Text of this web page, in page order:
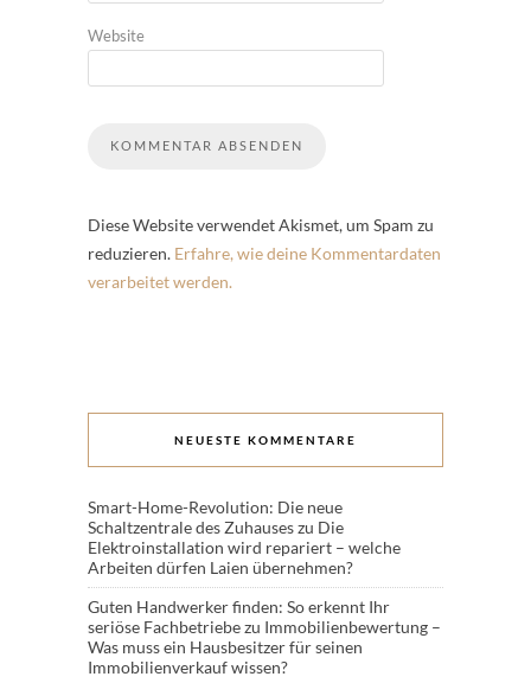
Website
Diese Website verwendet Akismet, um Spam zu
reduzieren. Erfahre, wie deine Kommentardaten
verarbeitet werden.
NEUESTE KOMMENTARE
Smart-Home-Revolution: Die neue
Schaltzentrale des Zuhauseszu Die
Elektroinstallation wird repariert – welche
Arbeiten dürfen Laien übernehmen?
Guten Handwerker finden: So erkennt Ihr
seriöse Fachbetriebezu Immobilienbewertung –
Was muss ein Hausbesitzer für seinen
Immobilienverkauf wissen?